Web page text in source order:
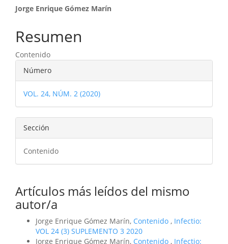
Contenido
principal
del
artículo
Jorge Enrique Gómez Marín
Resumen
Contenido
Detalles
del
artículo
Número
VOL. 24, NÚM. 2 (2020)
Sección
Contenido
Artículos más leídos del mismo
autor/a
Jorge Enrique Gómez Marín, Contenido , Infectio:
VOL 24 (3) SUPLEMENTO 3 2020
Jorge Enrique Gómez Marín, Contenido , Infectio: